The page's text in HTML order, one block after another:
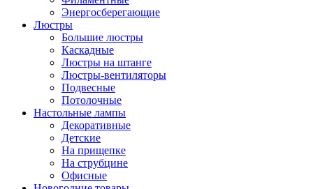
Энергосберегающие
Люстры
Большие люстры
Каскадные
Люстры на штанге
Люстры-вентиляторы
Подвесные
Потолочные
Настольные лампы
Декоративные
Детские
На прищепке
На струбцине
Офисные